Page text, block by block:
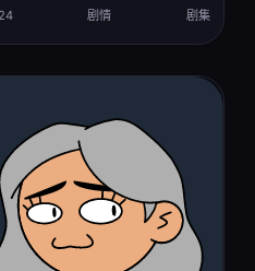
剧情 剧集